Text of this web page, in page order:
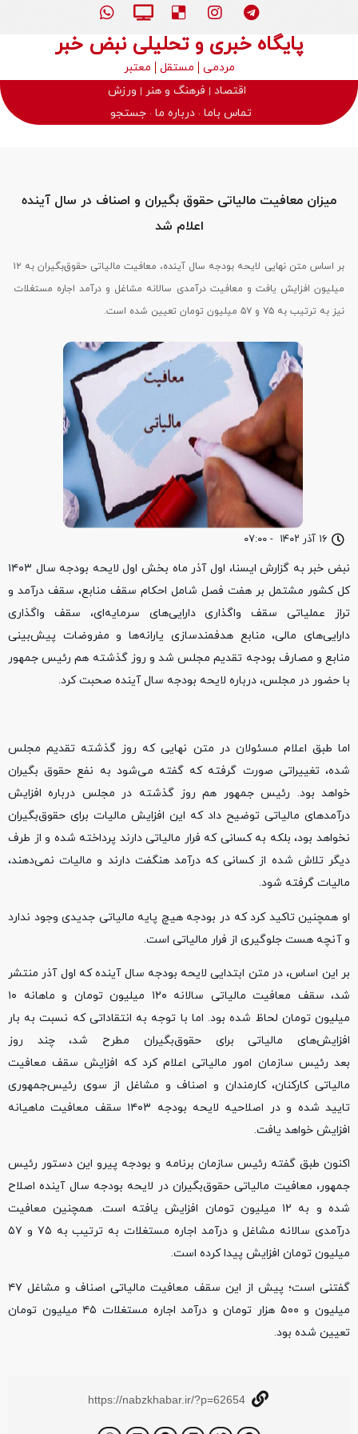
پایگاه خبری و تحلیلی نبض خبر
مردمی مستقل
معتبر
اقتصاد
فرهنگ و هنر
ورزش
تماس باما درباره ما جستجو
۱۶ آذر ۱۴۰۲ - ۰۷:۰۰
میزان معافیت مالیاتی حقوق بگیران و اصناف در سال آینده
اعلام شد
بر اساس متن نهایی لایحه بودجه سال آینده، معافیت مالیاتی حقوق‌بگیران به ۱۲
میلیون افزایش یافت و معافیت درآمدی سالانه مشاغل و درآمد اجاره مستغلات
نیز به ترتیب به ۷۵ و ۵۷ میلیون تومان تعیین شده است.
نبض خبر به گزارش ایسنا، اول آذر ماه بخش اول لایحه بودجه سال ۱۴۰۳
کل کشور مشتمل بر هفت فصل شامل احکام سقف منابع، سقف درآمد و
تراز عملیاتی سقف واگذاری دارایی‌های سرمایه‌ای، سقف واگذاری
دارایی‌های مالی، منابع هدفمندسازی یارانه‌ها و مفروضات پیش‌بینی
منابع و مصارف بودجه تقدیم مجلس شد و روز گذشته هم رئیس جمهور
با حضور در مجلس، درباره لایحه بودجه سال آینده صحبت کرد.
اما طبق اعلام مسئولان در متن نهایی که روز گذشته تقدیم مجلس
شده، تغییراتی صورت گرفته که گفته می‌شود به نفع حقوق بگیران
خواهد بود. رئیس جمهور هم روز گذشته در مجلس درباره افزایش
درآمدهای مالیاتی توضیح داد که این افزایش مالیات برای حقوق‌بگیران
نخواهد بود، بلکه به کسانی که فرار مالیاتی دارند پرداخته شده و از طرف
دیگر تلاش شده از کسانی که درآمد هنگفت دارند و مالیات نمی‌دهند،
مالیات گرفته شود.
او همچنین تاکید کرد که در بودجه هیچ پایه مالیاتی جدیدی وجود ندارد
و آنچه هست جلوگیری از فرار مالیاتی است.
بر این اساس، در متن ابتدایی لایحه بودجه سال آینده که اول آذر منتشر
شد، سقف معافیت مالیاتی سالانه ۱۲۰ میلیون تومان و ماهانه ۱۰
میلیون تومان لحاظ شده بود. اما با توجه به انتقاداتی که نسبت به بار
افزایش‌های مالیاتی برای حقوق‌بگیران مطرح شد، چند روز
بعد رئیس سازمان امور مالیاتی اعلام کرد که افزایش سقف معافیت
مالیاتی کارکنان، کارمندان و اصناف و مشاغل از سوی رئیس‌جمهوری
تایید شده و در اصلاحیه لایحه بودجه ۱۴۰۳ سقف معافیت ماهیانه
افزایش خواهد یافت.
اکنون طبق گفته رئیس سازمان برنامه و بودجه پیرو این دستور رئیس
جمهور، معافیت مالیاتی حقوق‌بگیران در لایحه بودجه سال آینده اصلاح
شده و به ۱۲ میلیون تومان افزایش یافته است. همچنین معافیت
درآمدی سالانه مشاغل و درآمد اجاره مستغلات به ترتیب به ۷۵ و ۵۷
میلیون تومان افزایش پیدا کرده است.
گفتنی است؛ پیش از این سقف معافیت مالیاتی اصناف و مشاغل ۴۷
میلیون و ۵۰۰ هزار تومان و درآمد اجاره مستغلات ۴۵ میلیون تومان
تعیین شده بود.
https://nabzkhabar.ir/?p=62654